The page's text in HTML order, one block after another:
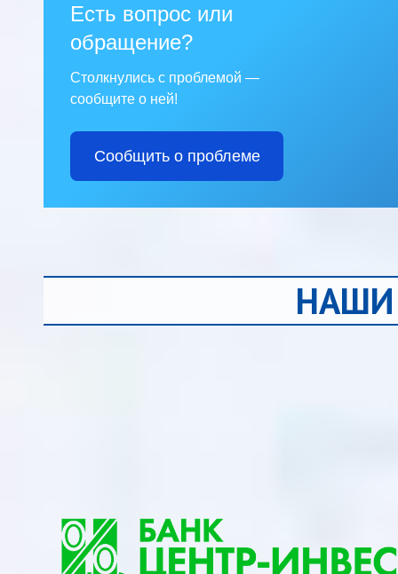
Есть вопрос или
обращение?
Столкнулись с проблемой —
сообщите о ней!
Сообщить о проблеме
НАШИ